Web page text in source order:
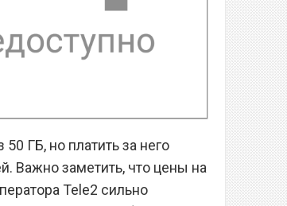
ГБ, но платить за него
Важно заметить, что цены на
Tele2 сильно